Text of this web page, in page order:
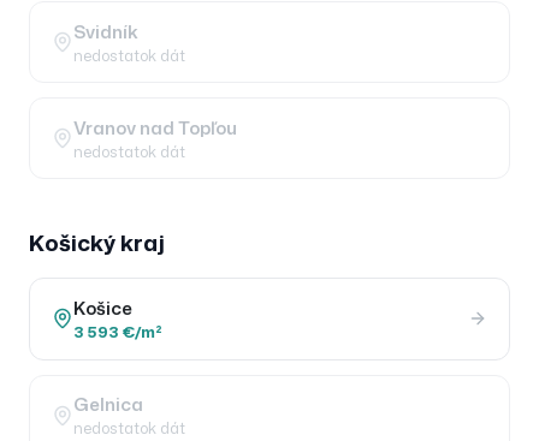
Svidník
nedostatok dát
Vranov nad Topľou
nedostatok dát
Košickýkraj
Košice
3 593 €/m²
Gelnica
nedostatok dát